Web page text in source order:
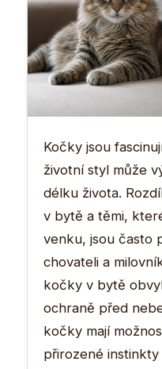
Kočky jsou
životní styl může
délku života.
v bytě a těmi,
venku, jsou často
chovateli a
kočky v bytě
ochraně před
kočky mají
přirozené